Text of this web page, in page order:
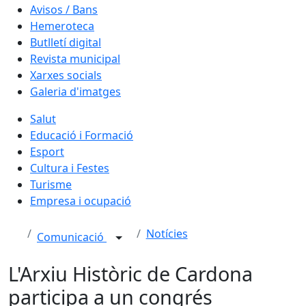
Avisos / Bans
Hemeroteca
Butlletí digital
Revista municipal
Xarxes socials
Galeria d'imatges
Salut
Educació i Formació
Esport
Cultura i Festes
Turisme
Empresa i ocupació
Comunicació Notícies
L'Arxiu Històric de Cardona
participa a un congrés